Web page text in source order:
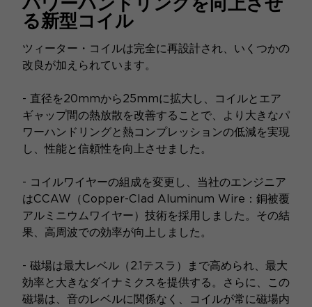
る新型コイル
ツィーター・コイルは完全に再設計され、いくつかの
改良が加えられています。
- 直径を20mmから25mmに拡大し、コイルとエア
ギャップ間の熱放散を改善することで、より大きなパ
ワーハンドリングと熱コンプレッションの低減を実現
し、性能と信頼性を向上させました。
- コイルワイヤーの組成を変更し、当社のエンジニア
はCCAW（Copper-Clad Aluminum Wire：銅被覆
アルミニウムワイヤー）技術を採用しました。その結
果、高周波での効率が向上しました。
- 磁場は最大レベル（2.1テスラ）まで高められ、最大
効率と大きなダイナミクスを提供する。さらに、この
磁場は、音のレベルに関係なく、コイルが常に磁場内